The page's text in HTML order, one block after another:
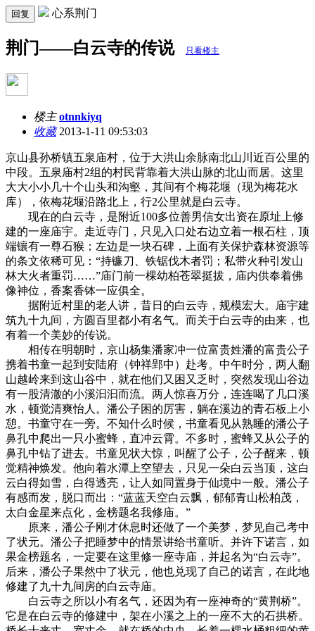
回复 心系荆门
荆门——白云寺的传说 只看楼主
楼主 otnnkiyq
收藏2013-1-11 09:53:03
京山县孙桥镇五泉庙村，位于大洪山余脉南北山川近百公里的
中段。五泉庙村2组的村民背靠着大洪山脉的北山而居。这里
大大小小几十个山头和沟壑，其间有个梅花堰（现为梅花水
库），依梅花堰沿路北上，行2公里就是白云寺。
现在的白云寺，是附近100多位善男信女出资在原址上修
建的一座庙宇。走近寺门，只见入口处右边立着一根石柱，顶
端镶有一尊石猴；左边是一块石碑，上面有关保护森林资源等
的条文依稀可见：“持镰刀、铁锯伐木者罚；私带火种引发山
林大火者重罚……”庙门前一棵幼柏苍翠挺拔，庙内供奉着佛
像神位，香案香钵一应俱全。
据附近村里的老人讲，昔日的白云寺，规模宏大。庙宇建
筑九十九间，方圆百里都小有名气。而关于白云寺的由来，也
有着一个美妙的传说。
相传在明朝时，京山杨集潘家冲一位富贵姓潘的富贵公子
携着书童一起到安陆府（钟祥郢中）赴考。中午时分，两人翻
山越岭来到这山谷中，就在他们又困又乏时，突然发现山谷边
有一股清澈的小溪汩汩而流。两人惊喜万分，连连喝了几口溪
水，顿觉清爽怡人。潘公子困的厉害，躺在溪边的青石板上小
憩。书童守在一旁。不知什么时候，书童看见从熟睡的潘公子
鼻孔中爬出一只小蜜蜂，直冲云霄。不多时，蜜蜂又从公子的
鼻孔中钻了进去。书童见状大惊，叫醒了公子，公子醒来，顿
觉精神焕发。他向着水潭上空望去，只见一朵白云当顶，这白
云白得如雪，白得透亮，让人如同置身于仙境中一般。潘公子
有感而发，脱口而出：“蓝蓝天空白云飘，郁郁青山松柏茂，
太白金星来点化，金榜题名我修庙。”
原来，潘公子刚才休息时还做了一个美梦，梦见自己考中
了状元。潘公子把睡梦中的情景讲给书童听。并许下诺言，如
果金榜题名，一定要在这里修一座寺庙，并起名为“白云寺”。
后来，潘公子果然中了状元，他也兑现了自己的诺言，在此地
修建了九十九间房的白云寺庙。
白云寺之所以小有名气，还因为有一座神奇的“黄荆桥”。
它是在白云寺的修建中，架在小溪之上的一座不大的石拱桥。